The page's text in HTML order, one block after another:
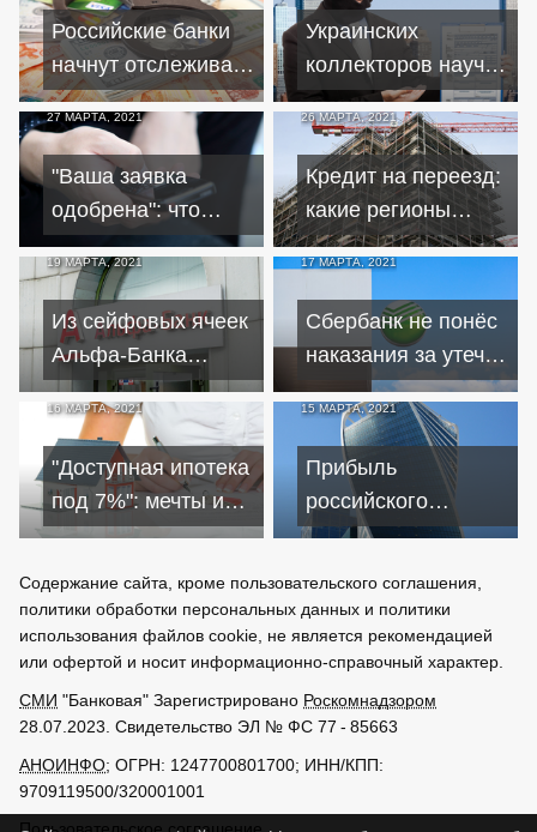
рост инвестиций
Российские банки
начнут отслеживать
коррупционные
деньги
Украинских
коллекторов научат
вежливости?
27 МАРТА, 2021
"Ваша заявка
одобрена": что
делать, если вам
приходят СМС о
выдаче займа
26 МАРТА, 2021
Кредит на переезд:
какие регионы
предпочитают
россияне
19 МАРТА, 2021
Из сейфовых ячеек
Альфа-Банка
пропали деньги
клиентов?
17 МАРТА, 2021
Сбербанк не понёс
наказания за утечку
данных о своих
клиентах
16 МАРТА, 2021
"Доступная ипотека
под 7%": мечты и
реальность
15 МАРТА, 2021
Прибыль
российского
бизнеса упала до
2008 года
Содержание сайта, кроме пользовательского соглашения,
политики обработки персональных данных и политики
использования файлов cookie, не является рекомендацией
или офертой и носит информационно-справочный характер.
СМИ "Банковая" Зарегистрировано Роскомнадзором
28.07.2023. Свидетельство ЭЛ № ФС 77 - 85663
АНОИНФО; ОГРН: 1247700801700; ИНН/КПП:
9709119500/320001001
Пользовательское соглашение